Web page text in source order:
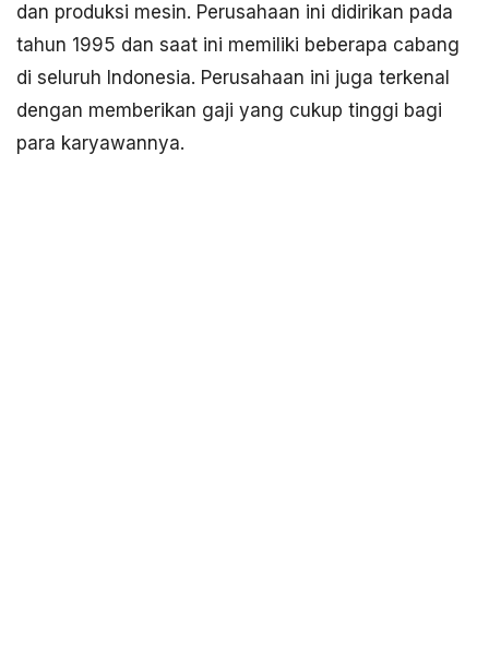
dan produksi mesin. Perusahaan ini didirikan pada
tahun 1995 dan saat ini memiliki beberapa cabang
di seluruh Indonesia. Perusahaan ini juga terkenal
dengan memberikan gaji yang cukup tinggi bagi
para karyawannya.